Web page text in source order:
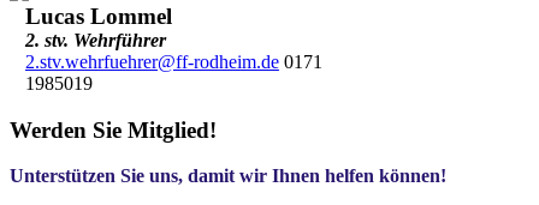
Lucas Lommel
2. stv. Wehrführer
2.stv.wehrfuehrer@ff-rodheim.de0171
1985019
Werden Sie Mitglied!
Unterstützen Sie uns, damit wir Ihnen helfen können!